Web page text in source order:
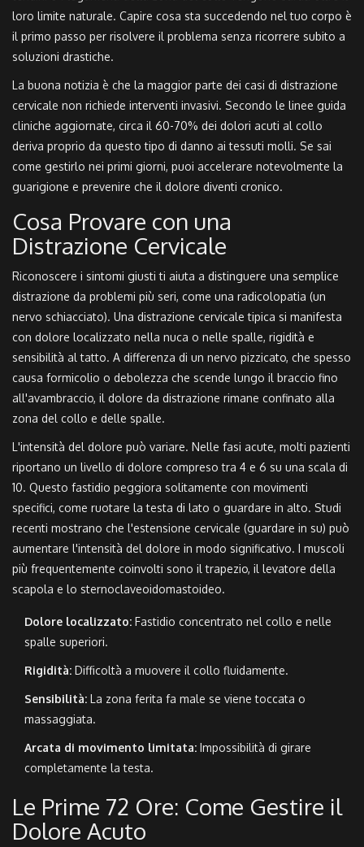
loro limite naturale. Capire cosa sta succedendo nel tuo corpo è
il primo passo per risolvere il problema senza ricorrere subito a
soluzioni drastiche.
La buona notizia è che la maggior parte dei casi di distrazione
cervicale non richiede interventi invasivi. Secondo le linee guida
cliniche aggiornate, circa il 60-70% dei dolori acuti al collo
deriva proprio da questo tipo di danno ai tessuti molli. Se sai
come gestirlo nei primi giorni, puoi accelerare notevolmente la
guarigione e prevenire che il dolore diventi cronico.
Cosa Provare con una
Distrazione Cervicale
Riconoscere i sintomi giusti ti aiuta a distinguere una semplice
distrazione da problemi più seri, come una radicolopatia (un
nervo schiacciato). Una distrazione cervicale tipica si manifesta
con dolore localizzato nella nuca o nelle spalle, rigidità e
sensibilità al tatto. A differenza di un nervo pizzicato, che spesso
causa formicolio o debolezza che scende lungo il braccio fino
all'avambraccio, il dolore da distrazione rimane confinato alla
zona del collo e delle spalle.
L'intensità del dolore può variare. Nelle fasi acute, molti pazienti
riportano un livello di dolore compreso tra 4 e 6 su una scala di
10. Questo fastidio peggiora solitamente con movimenti
specifici, come ruotare la testa di lato o guardare in alto. Studi
recenti mostrano che l'estensione cervicale (guardare in su) può
aumentare l'intensità del dolore in modo significativo. I muscoli
più frequentemente coinvolti sono il trapezio, il levatore della
scapola e lo sternoclaveoidomastoideo.
Dolore localizzato: Fastidio concentrato nel collo e nelle
spalle superiori.
Rigidità: Difficoltà a muovere il collo fluidamente.
Sensibilità: La zona ferita fa male se viene toccata o
massaggiata.
Arcata di movimento limitata: Impossibilità di girare
completamente la testa.
Le Prime 72 Ore: Come Gestire il
Dolore Acuto